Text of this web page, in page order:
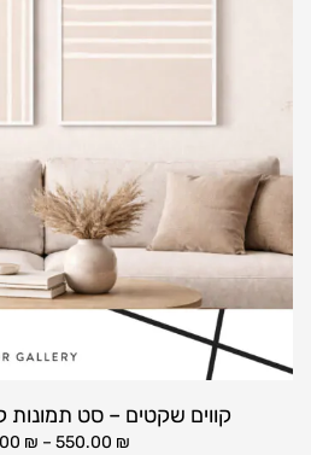
קווים שקטים – סט תמונות
550.00 ₪
–
₪